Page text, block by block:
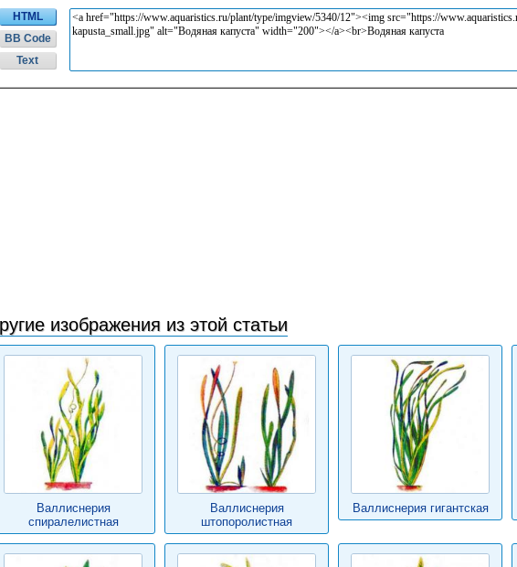
HTML
BB Code
Text
изображения из этой статьи
Валлиснерия
спиралелистная
Валлиснерия
штопоролистная
Валлиснерия гигантская